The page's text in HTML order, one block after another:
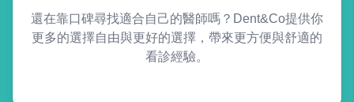
還在靠口碑尋找適合自己的醫師嗎？Dent&Co提供你
更多的選擇自由與更好的選擇，帶來更方便與舒適的
看診經驗。